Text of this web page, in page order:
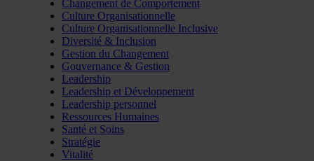
Changement de Comportement
Culture Organisationnelle
Culture Organisationnelle Inclusive
Diversité & Inclusion
Gestion du Changement
Gouvernance & Gestion
Leadership
Leadership et Développement
Leadership personnel
Ressources Humaines
Santé et Soins
Stratégie
Vitalité